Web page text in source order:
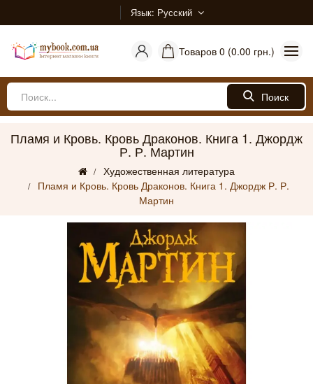
Язык Русский
Товаров 0 (0.00 грн.)
Поиск
Пламя и Кровь. Кровь Драконов. Книга 1. Джордж
Р. Р. Мартин
Художественная литература
Пламя и Кровь. Кровь Драконов. Книга 1. Джордж Р. Р.
Мартин